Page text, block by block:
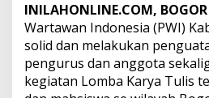
Mahasiswa
INILAHONLINE.COM, BOGOR
Wartawan Indonesia (PWI)
solid dan melakukan
pengurus dan anggota
kegiatan Lomba Karya Tulis